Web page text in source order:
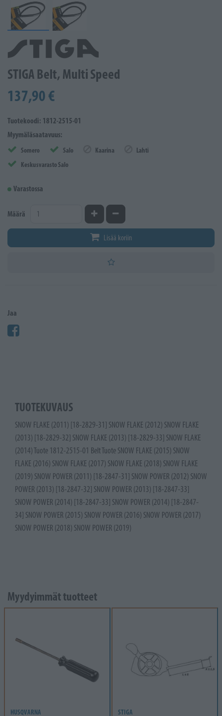
STIGA Belt, Multi Speed
137,90 €
Tuotekoodi: 1812-2515-01
Myymäläsaatavuus:
Somero Salo Kaarina
Lahti
Keskusvarasto Salo
Varastossa
Määrä Kasvata määrääVähennä määrää
Lisää koriin
Jaa
TUOTEKUVAUS
SNOW FLAKE (2011) [18-2829-31] SNOW FLAKE (2012) SNOW FLAKE
(2013) [18-2829-32] SNOW FLAKE (2013) [18-2829-33] SNOW FLAKE
(2014) Tuote 1812-2515-01 Belt Tuote SNOW FLAKE (2015) SNOW
FLAKE (2016) SNOW FLAKE (2017) SNOW FLAKE (2018) SNOW FLAKE
(2019) SNOW POWER (2011) [18-2847-31] SNOW POWER (2012) SNOW
POWER (2013) [18-2847-32] SNOW POWER (2013) [18-2847-33]
SNOW POWER (2014) [18-2847-33] SNOW POWER (2014) [18-2847-
34] SNOW POWER (2015) SNOW POWER (2016) SNOW POWER (2017)
SNOW POWER (2018) SNOW POWER (2019)
Myydyimmät tuotteet
HUSQVARNA STIGA